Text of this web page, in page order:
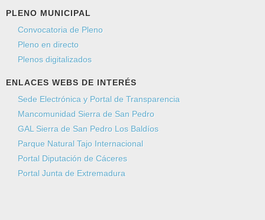
Envíeme una copia (opcional)
PLENO MUNICIPAL
Convocatoria de Pleno
Pleno en directo
Plenos digitalizados
ENLACES WEBS DE INTERÉS
Sede Electrónica y Portal de Transparencia
Mancomunidad Sierra de San Pedro
GAL Sierra de San Pedro Los Baldíos
Parque Natural Tajo Internacional
Portal Diputación de Cáceres
Portal Junta de Extremadura